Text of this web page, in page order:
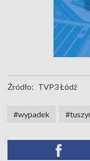
Źródło: TVP3 Łódź
#wypadek